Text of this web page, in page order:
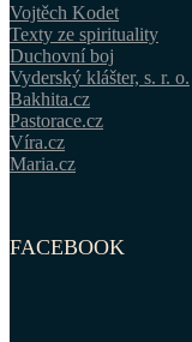
Vojtěch Kodet
Texty ze spirituality
Duchovní boj
Vyderský klášter, s. r. o.
Bakhita.cz
Pastorace.cz
Víra.cz
Maria.cz
FACEBOOK